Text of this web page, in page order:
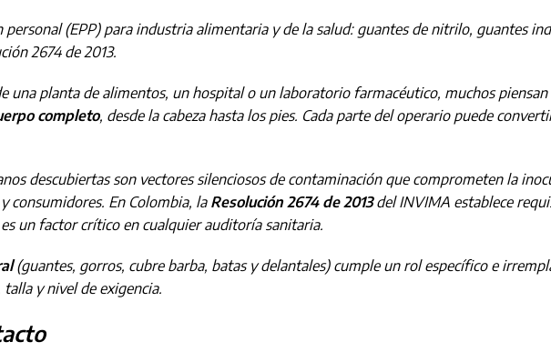
(EPP) para industria alimentaria y de la salud: guantes de nitrilo, guantes
2674 de 2013.
una planta de alimentos, un hospital o un laboratorio farmacéutico, muchos piensan
completo, desde la cabeza hasta los pies. Cada parte del operario puede
descubiertas son vectores silenciosos de contaminación que comprometen la
consumidores. En Colombia, la Resolución 2674 de 2013del INVIMA establece
un factor crítico en cualquier auditoría sanitaria.
(guantes, gorros, cubre barba, batas y delantales) cumple un rol específico e
y nivel de exigencia.